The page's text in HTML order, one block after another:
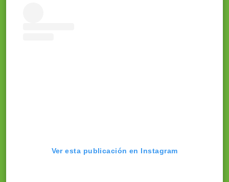
Ver esta publicación en Instagram